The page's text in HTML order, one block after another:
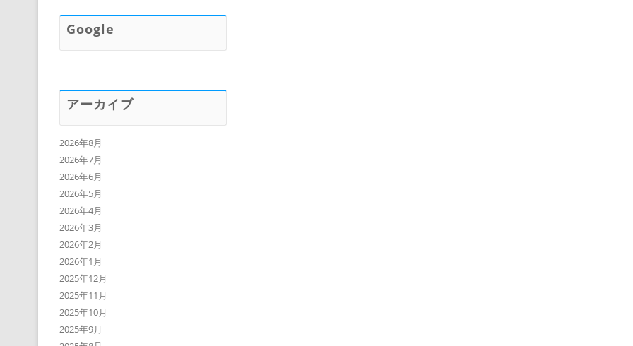
Google
アーカイブ
2026年8月
2026年7月
2026年6月
2026年5月
2026年4月
2026年3月
2026年2月
2026年1月
2025年12月
2025年11月
2025年10月
2025年9月